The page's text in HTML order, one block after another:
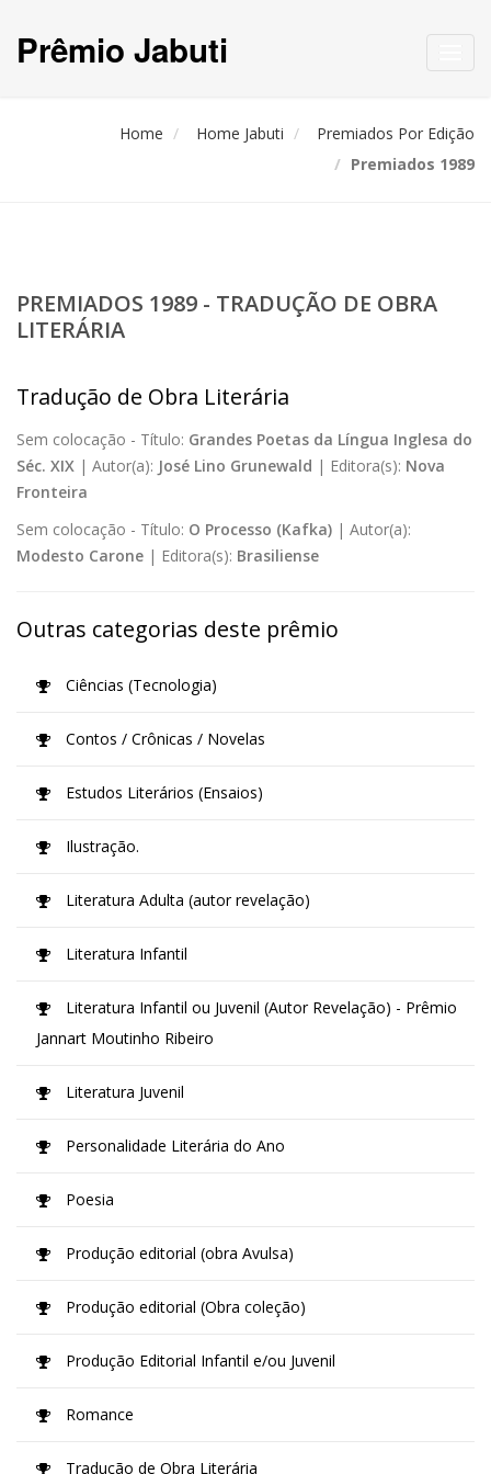
Prêmio Jabuti
Home Home Jabuti
Premiados Por Edição
Premiados 1989
PREMIADOS 1989 - TRADUÇÃO DE OBRA
LITERÁRIA
Tradução de Obra Literária
Sem colocação - Título: Grandes Poetas da Língua Inglesa do
Séc. XIX | Autor(a): José Lino Grunewald | Editora(s): Nova
Fronteira
Sem colocação - Título: O Processo (Kafka) | Autor(a):
Modesto Carone | Editora(s): Brasiliense
Outras categorias deste prêmio
Ciências (Tecnologia)
Contos / Crônicas / Novelas
Estudos Literários (Ensaios)
Ilustração.
Literatura Adulta (autor revelação)
Literatura Infantil
Literatura Infantil ou Juvenil (Autor Revelação) - Prêmio
Jannart Moutinho Ribeiro
Literatura Juvenil
Personalidade Literária do Ano
Poesia
Produção editorial (obra Avulsa)
Produção editorial (Obra coleção)
Produção Editorial Infantil e/ou Juvenil
Romance
Tradução de Obra Literária